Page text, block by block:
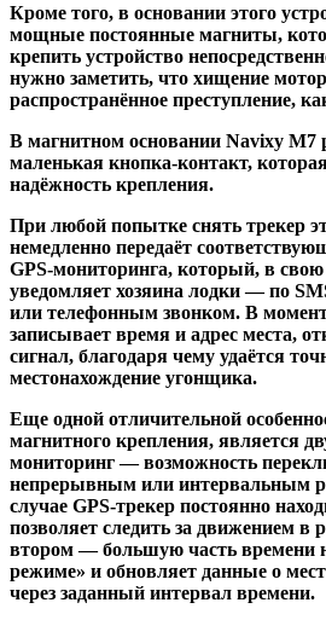
Кроме того, в основании этого
мощные постоянные магниты,
крепить устройство
нужно заметить, что хищение
распространённое преступление,
В магнитном основании Navixy M7
маленькая кнопка-контакт,
надёжность крепления.
При любой попытке снять трекер
немедленно передаёт
GPS-мониторинга, который, в свою
уведомляет хозяина лодки — по
или телефонным звонком. В момент
записывает время и адрес места,
сигнал, благодаря чему удаётся
местонахождение угонщика.
Еще одной отличительной
магнитного крепления, является
мониторинг — возможность
непрерывным или интервальным
случае GPS-трекер постоянно
позволяет следить за движением в
втором — большую часть времени
режиме» и обновляет данные о
через заданный интервал времени.